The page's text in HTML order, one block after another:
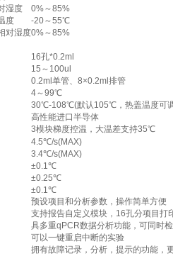
湿度
0%～85%
度
-20～55℃
对湿度0%～85%
16孔*0.2ml
15～100ul
0.2ml单管、8×0.2ml排管
4～99℃
30℃-108℃(默认105℃，热盖温度可
高性能进口半导体
3模块梯度控温，大温差支持35℃
4.5℃/s(MAX)
3.4℃/s(MAX)
±0.1℃
±0.25℃
±0.1℃
预设项目和分析参数，操作简单方便
支持报告自定义模块，16孔分项目打
具多重qPCR数据分析功能，可同时
可以一键重启中断的实验
拥有故障记录，分析，提示的功能，